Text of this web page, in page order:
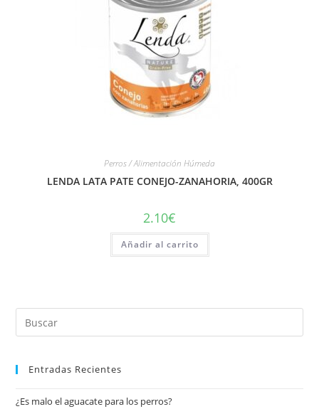
Perros / Alimentación Húmeda
LENDA LATA PATE CONEJO-ZANAHORIA, 400GR
2.10€
Añadir al carrito
Entradas Recientes
¿Es malo el aguacate para los perros?